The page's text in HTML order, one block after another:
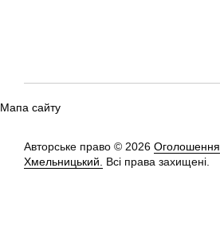
Мапа сайту
Авторське право © 2026 Оголошення
Хмельницький.
Всі права захищені.